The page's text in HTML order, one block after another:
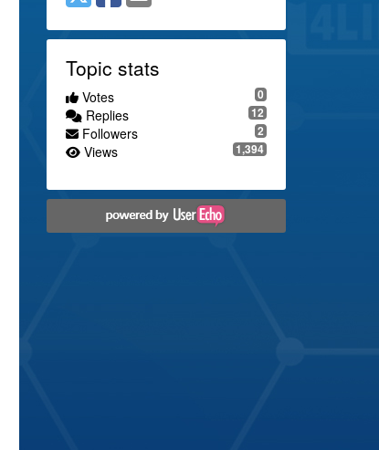
Topic stats
0
Votes
12
Replies
2
Followers
1,394
Views